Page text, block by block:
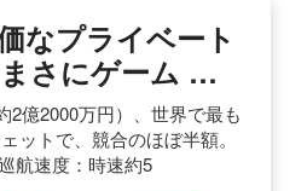
なプライベート
さにゲーム …
2億2000万円）、世界で最も
ットで、競合のほぼ半額。
航速度：時速約5